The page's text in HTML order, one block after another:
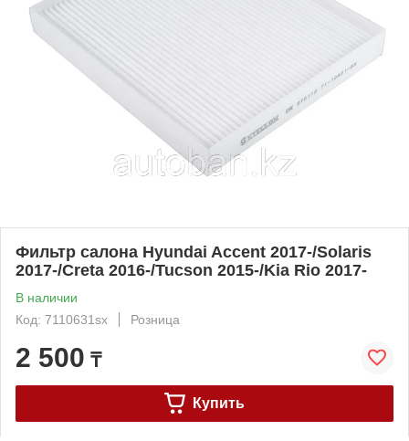
Фильтр салона Hyundai Accent 2017-/Solaris
2017-/Creta 2016-/Tucson 2015-/Kia Rio 2017-
В наличии
Код: 7110631sx
Розница
2 500 ₸
Купить